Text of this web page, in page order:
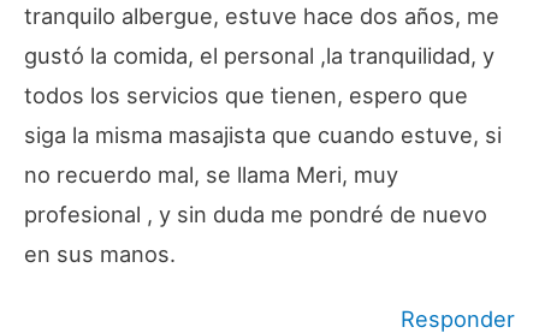
tranquilo albergue, estuve hace dos años, me
gustó la comida, el personal ,la tranquilidad, y
todos los servicios que tienen, espero que
siga la misma masajista que cuando estuve, si
no recuerdo mal, se llama Meri, muy
profesional , y sin duda me pondré de nuevo
en sus manos.
Responder